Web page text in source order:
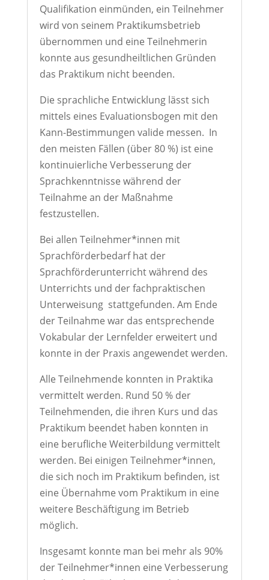
Qualifikation einmünden, ein Teilnehmer
wird von seinem Praktikumsbetrieb
übernommen und eine Teilnehmerin
konnte aus gesundheiltlichen Gründen
das Praktikum nicht beenden.
Die sprachliche Entwicklung lässt sich
mittels eines Evaluationsbogen mit den
Kann-Bestimmungen valide messen. In
den meisten Fällen (über 80 %) ist eine
kontinuierliche Verbesserung der
Sprachkenntnisse während der
Teilnahme an der Maßnahme
festzustellen.
Bei allen Teilnehmer*innen mit
Sprachförderbedarf hat der
Sprachförderunterricht während des
Unterrichts und der fachpraktischen
Unterweisung stattgefunden. Am Ende
der Teilnahme war das entsprechende
Vokabular der Lernfelder erweitert und
konnte in der Praxis angewendet werden.
Alle Teilnehmende konnten in Praktika
vermittelt werden. Rund 50 % der
Teilnehmenden, die ihren Kurs und das
Praktikum beendet haben konnten in
eine berufliche Weiterbildung vermittelt
werden. Bei einigen Teilnehmer*innen,
die sich noch im Praktikum befinden, ist
eine Übernahme vom Praktikum in eine
weitere Beschäftigung im Betrieb
möglich.
Insgesamt konnte man bei mehr als 90%
der Teilnehmer*innen eine Verbesserung